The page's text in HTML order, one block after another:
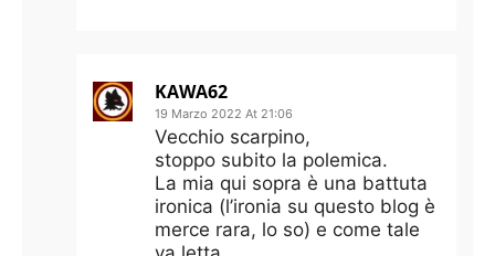
KAWA62
19 Marzo 2022 At 21:06
Vecchio scarpino,
stoppo subito la polemica.
La mia qui sopra è una battuta
ironica (l’ironia su questo blog è
merce rara, lo so) e come tale